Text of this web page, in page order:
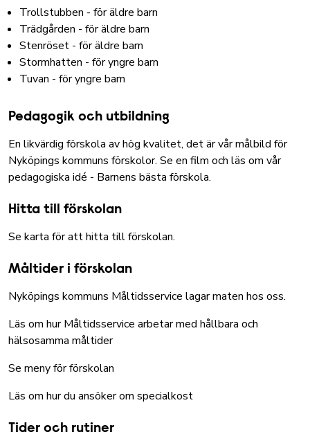
Trollstubben - för äldre barn
Trädgården - för äldre barn
Stenröset - för äldre barn
Stormhatten - för yngre barn
Tuvan - för yngre barn
Pedagogik och utbildning
En likvärdig förskola av hög kvalitet, det är vår målbild för
Nyköpings kommuns förskolor. Se en film och läs om vår
pedagogiska idé - Barnens bästa förskola.
Hitta till förskolan
Se karta för att hitta till förskolan.
Måltider i förskolan
Nyköpings kommuns Måltidsservice lagar maten hos oss.
Läs om hur Måltidsservice arbetar med hållbara och
hälsosamma måltider
Se meny för förskolan
Läs om hur du ansöker om specialkost
Tider och rutiner